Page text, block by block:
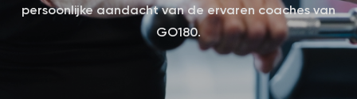
persoonlijke aandacht van de ervaren coaches van
GO180.